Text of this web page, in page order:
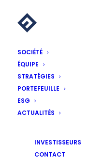
SOCIÉTÉ
ÉQUIPE
STRATÉGIES
PORTEFEUILLE
ESG
ACTUALITÉS
INVESTISSEURS
CONTACT
Essling
course